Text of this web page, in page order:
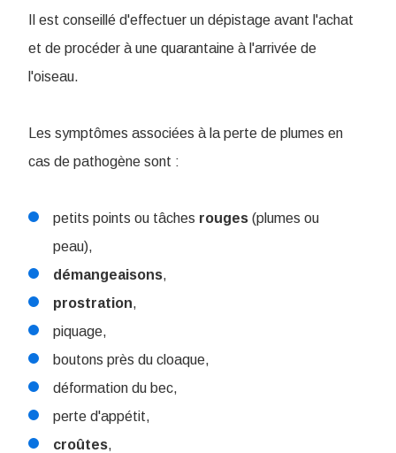
Il est conseillé d'effectuer un dépistage avant l'achat
et de procéder à une quarantaine à l'arrivée de
l'oiseau.
Les symptômes associées à la perte de plumes en
cas de pathogène sont :
petits points ou tâches rouges (plumes ou
peau),
démangeaisons,
prostration,
piquage,
boutons près du cloaque,
déformation du bec,
perte d'appétit,
croûtes,